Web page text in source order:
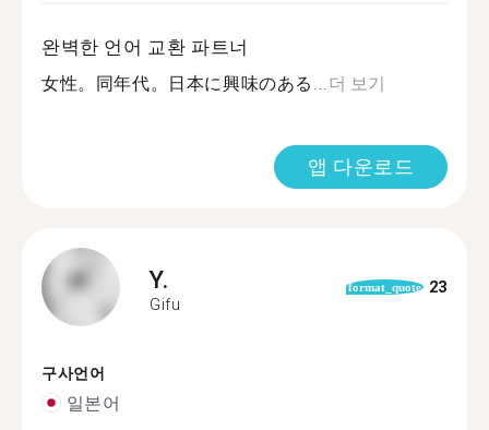
완벽한 언어 교환 파트너
女性。同年代。日本に興味のある...더 보기
앱 다운로드
Y.
Gifu
format_quote 23
구사언어
일본어